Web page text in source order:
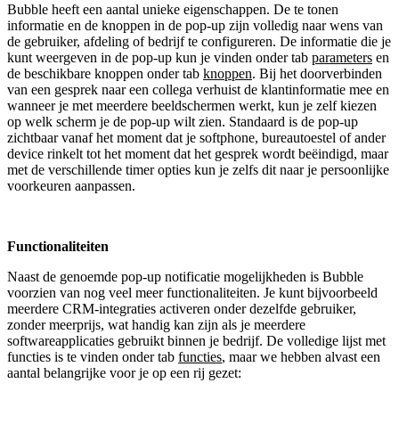
Bubble heeft een aantal unieke eigenschappen. De te tonen
informatie en de knoppen in de pop-up zijn volledig naar wens van
de gebruiker, afdeling of bedrijf te configureren. De informatie die je
kunt weergeven in de pop-up kun je vinden onder tab parameters en
de beschikbare knoppen onder tab knoppen. Bij het doorverbinden
van een gesprek naar een collega verhuist de klantinformatie mee en
wanneer je met meerdere beeldschermen werkt, kun je zelf kiezen
op welk scherm je de pop-up wilt zien. Standaard is de pop-up
zichtbaar vanaf het moment dat je softphone, bureautoestel of ander
device rinkelt tot het moment dat het gesprek wordt beëindigd, maar
met de verschillende timer opties kun je zelfs dit naar je persoonlijke
voorkeuren aanpassen.
Functionaliteiten
Naast de genoemde pop-up notificatie mogelijkheden is Bubble
voorzien van nog veel meer functionaliteiten. Je kunt bijvoorbeeld
meerdere CRM-integraties activeren onder dezelfde gebruiker,
zonder meerprijs, wat handig kan zijn als je meerdere
softwareapplicaties gebruikt binnen je bedrijf. De volledige lijst met
functies is te vinden onder tab functies, maar we hebben alvast een
aantal belangrijke voor je op een rij gezet: